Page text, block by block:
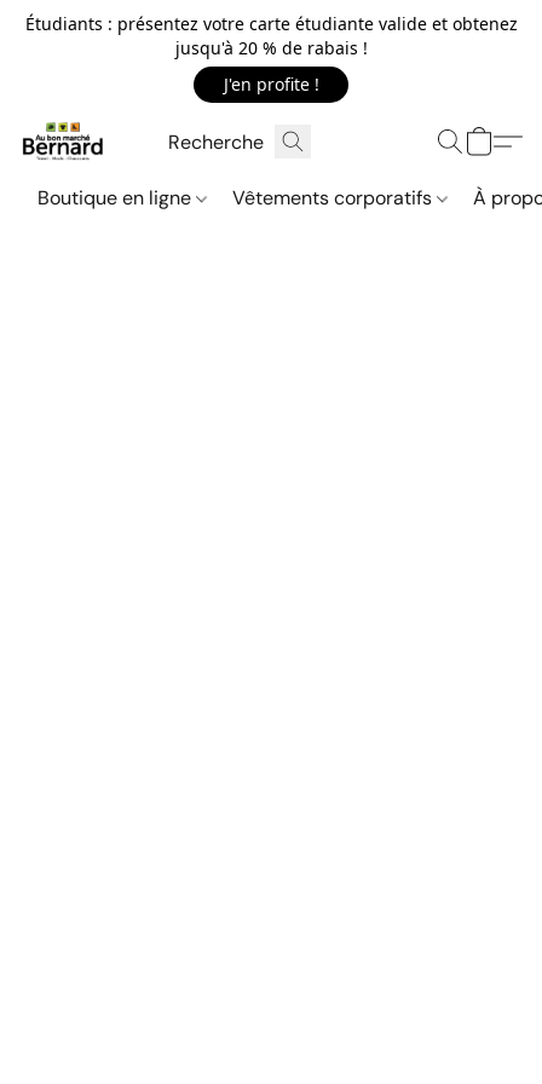
Étudiants : présentez votre carte étudiante valide et obtenez
jusqu'à 20 % de rabais !
J'en profite !
Boutique en ligne Vêtements corporatifs À